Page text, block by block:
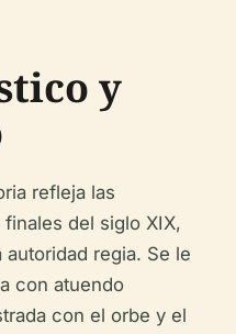
y
refleja las
del siglo XIX,
regia. Se le
con atuendo
con el orbe y el